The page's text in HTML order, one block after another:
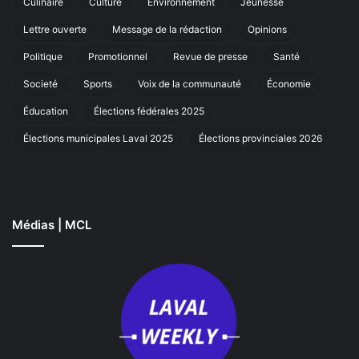
marche
Laval
Lettre ouverte Message de la rédaction Opinions
Politique Promotionnel Revue de presse Santé
Societé Sports Voix de la communauté Économie
Éducation Élections fédérales 2025
Élections municipales Laval 2025 Élections provinciales 2026
Médias | MCL